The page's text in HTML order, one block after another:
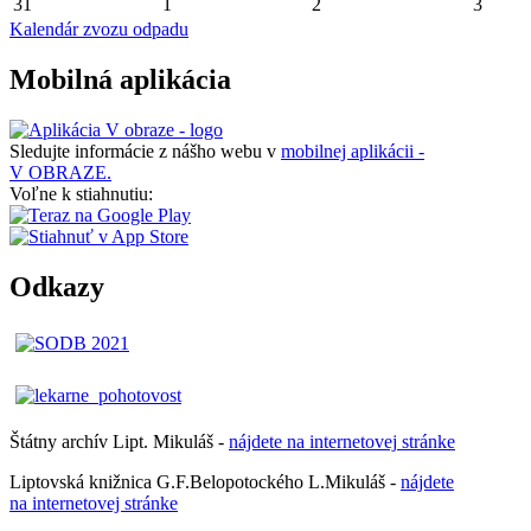
31 2
3
Kalendár zvozu odpadu
Mobilná aplikácia
Sledujte informácie z nášho webu v mobilnej aplikácii -
V OBRAZE.
Voľne k stiahnutiu:
Odkazy
Štátny archív Lipt. Mikuláš - nájdete na internetovej stránke
Liptovská knižnica G.F.Belopotockého L.Mikuláš - nájdete
na internetovej stránke